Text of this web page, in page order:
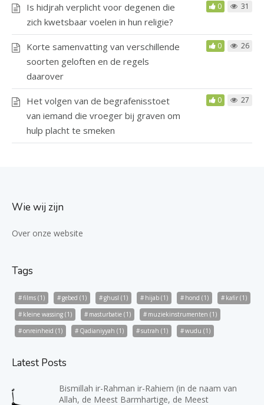
Is hidjrah verplicht voor degenen die
zich kwetsbaar voelen in hun religie?
0 31
Korte samenvatting van verschillende
soorten geloften en de regels
daarover
0 26
Het volgen van de begrafenisstoet
van iemand die vroeger bij graven om
hulp placht te smeken
0 27
Wie wij zijn
Over onze website
Tags
films (1) gebed (1) ghusl (1) hijab (1) hond (1) kafir (1)
kleine wassing (1) masturbatie (1) muziekinstrumenten (1)
onreinheid (1) Qadianiyyah (1) sutrah (1) wudu (1)
Latest Posts
Bismillah ir-Rahman ir-Rahiem (in de naam van
Allah, de Meest Barmhartige, de Meest